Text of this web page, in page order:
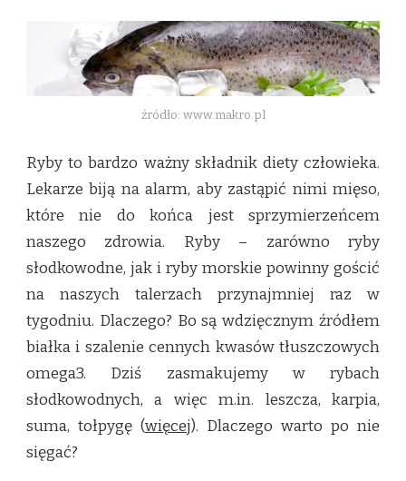
BY
TAK
RYBKĘ?
źródło: www.makro.pl
Ryby to bardzo ważny składnik diety człowieka.
Lekarze biją na alarm, aby zastąpić nimi mięso,
które nie do końca jest sprzymierzeńcem
naszego zdrowia. Ryby – zarówno ryby
słodkowodne, jak i ryby morskie powinny gościć
na naszych talerzach przynajmniej raz w
tygodniu. Dlaczego? Bo są wdzięcznym źródłem
białka i szalenie cennych kwasów tłuszczowych
omega3. Dziś zasmakujemy w rybach
słodkowodnych, a więc m.in. leszcza, karpia,
suma, tołpygę (więcej). Dlaczego warto po nie
sięgać?